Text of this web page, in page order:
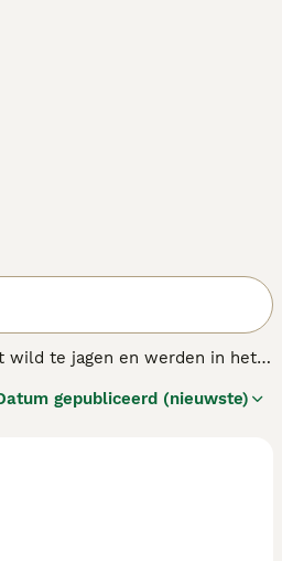
wild te jagen en werden in het
over grote hoogten te
gepubliceerd (nieuwste)